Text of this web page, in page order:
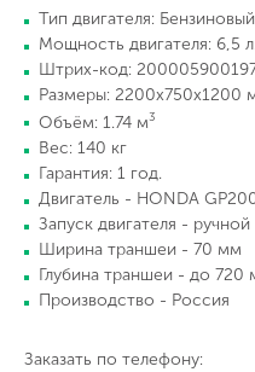
Тип двигателя:
Мощность двигателя: 6,5
Штрих-код:
Размеры: 2200х750х1200
Объём: 1.74 м3
Вес: 140 кг
Гарантия: 1 год.
Двигатель - HONDA
Запуск двигателя - ручной
Ширина траншеи - 70 мм
Глубина траншеи - до 720
Производство - Россия
Заказать по телефону: